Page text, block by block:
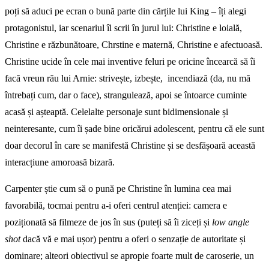
poți să aduci pe ecran o bună parte din cărțile lui King – îți alegi
protagonistul, iar scenariul îl scrii în jurul lui: Christine e loială,
Christine e răzbunătoare, Chrstine e maternă, Christine e afectuoasă.
Christine ucide în cele mai inventive feluri pe oricine încearcă să îi
facă vreun rău lui Arnie: strivește, izbește, incendiază (da, nu mă
întrebați cum, dar o face), strangulează, apoi se întoarce cuminte
acasă și așteaptă. Celelalte personaje sunt bidimensionale și
neinteresante, cum îi șade bine oricărui adolescent, pentru că ele sunt
doar decorul în care se manifestă Christine și se desfășoară această
interacțiune amoroasă bizară.
Carpenter știe cum să o pună pe Christine în lumina cea mai
favorabilă, tocmai pentru a-i oferi centrul atenției: camera e
poziționată să filmeze de jos în sus (puteți să îi ziceți și low angle
shotdacă vă e mai ușor) pentru a oferi o senzație de autoritate și
dominare; alteori obiectivul se apropie foarte mult de caroserie, un